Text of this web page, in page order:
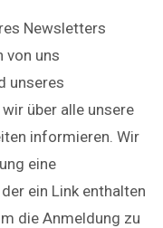
Newsletters
von uns
unseres
über alle unsere
informieren. Wir
eine
ein Link enthalten
die Anmeldung zu